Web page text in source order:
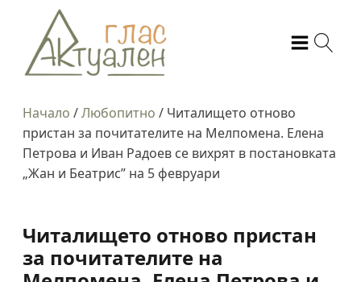
Начало /Любопитно / Читалището отново
пристан за почитателите на Мелпомена. Елена
Петрова и Иван Радоев се вихрят в постановката
„Жан и Беатрис” на 5 февруари
Читалището отново пристан
за почитателите на